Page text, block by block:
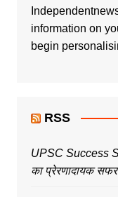
information on
begin
RSS
UPSC Success
का प्रेरणादायक सफर